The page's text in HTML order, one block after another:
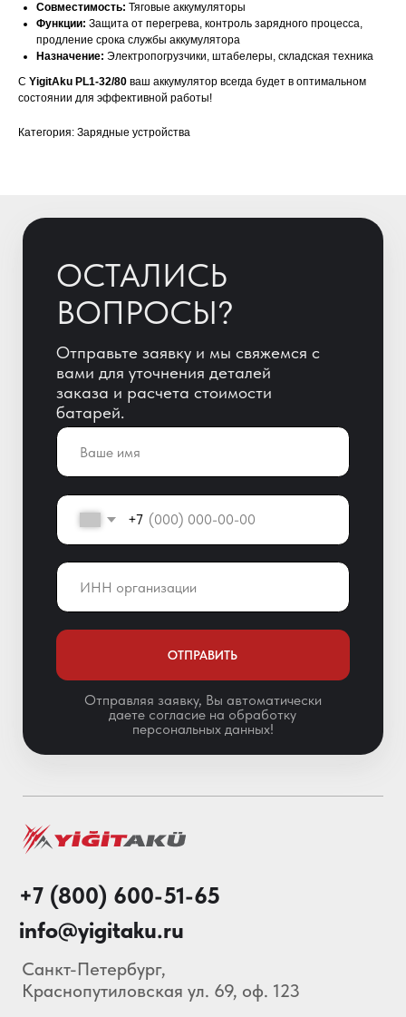
Совместимость: Тяговые аккумуляторы
Функции: Защита от перегрева, контроль зарядного процесса,
продление срока службы аккумулятора
Назначение: Электропогрузчики, штабелеры, складская техника
С YigitAku PL1-32/80 ваш аккумулятор всегда будет в оптимальном
состоянии для эффективной работы!
Категория: Зарядные устройства
ОСТАЛИСЬ
ВОПРОСЫ?
Отправьте заявку и мы свяжемся с
вами для уточнения деталей
батарей.
+7
ОТПРАВИТЬ
Отправляя заявку, Вы автоматически
даете согласие на обработку
персональных данных!
Особенности АКБ
Акции
Блог
О нас
info@yigitaku.ru
Мы в соц. сетях
+7 (800) 600-51-65
Санкт-Петербург,
Краснопутиловская ул. 69, оф. 123
Технологии Все права защищены.
Политика конфиденциальности